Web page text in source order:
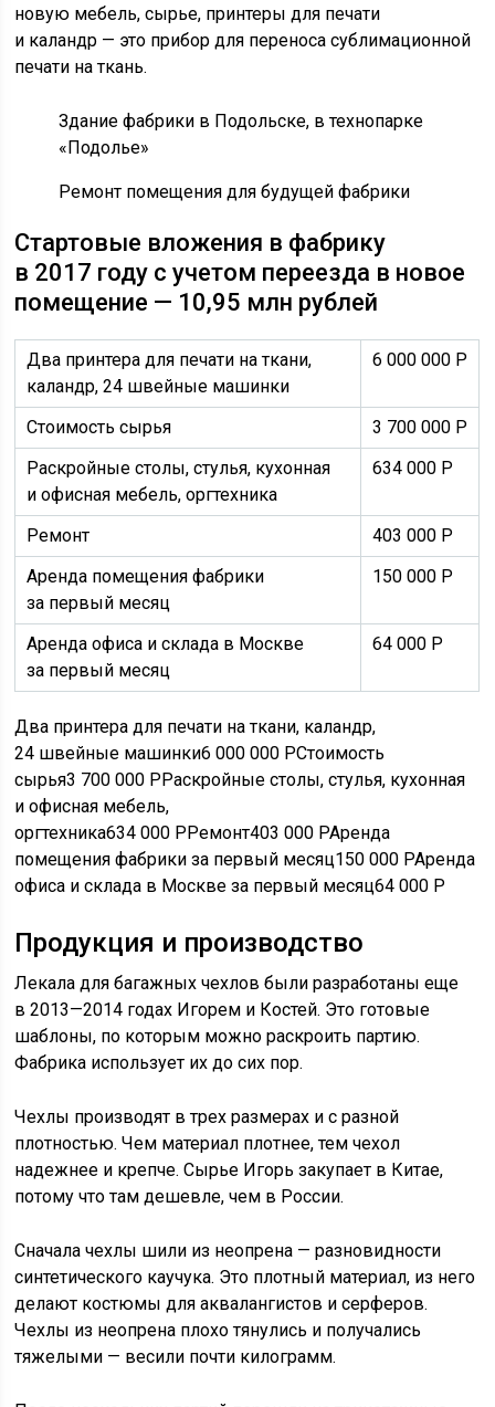
новую мебель, сырье, принтеры для печати
и каландр — это прибор для переноса сублимационной
печати на ткань.
Здание фабрики в Подольске, в технопарке
«Подолье»
Ремонт помещения для будущей фабрики
Стартовые вложения в фабрику
в 2017 году с учетом переезда в новое
помещение — 10,95 млн рублей
Два принтера для печати на ткани,
каландр, 24 швейные машинки
6 000 000 Р
Стоимость сырья 3 700 000 Р
Раскройные столы, стулья, кухонная
и офисная мебель, оргтехника
634 000 Р
Ремонт 403 000 Р
Аренда помещения фабрики
за первый месяц
150 000 Р
Аренда офиса и склада в Москве
за первый месяц
64 000 Р
Два принтера для печати на ткани, каландр,
24 швейные машинки6 000 000 РСтоимость
сырья3 700 000 Р Раскройные столы, стулья, кухонная
и офисная мебель,
оргтехника634 000 Р Ремонт403 000 РАренда
помещения фабрики за первый месяц150 000 РАренда
офиса и склада в Москве за первый месяц64 000 Р
Продукция и производство
Лекала для багажных чехлов были разработаны еще
в2013—2014 годах Игорем и Костей. Это готовые
шаблоны, по которым можно раскроить партию.
Фабрика использует их до сих пор.
Чехлы производят в трех размерах и с разной
плотностью. Чем материал плотнее, тем чехол
надежнее и крепче. Сырье Игорь закупает в Китае,
потому что там дешевле, чем в России.
Сначала чехлы шили из неопрена — разновидности
синтетического каучука. Это плотный материал, из него
делают костюмы для аквалангистов и серферов.
Чехлы из неопрена плохо тянулись и получались
тяжелыми — весили почти килограмм.